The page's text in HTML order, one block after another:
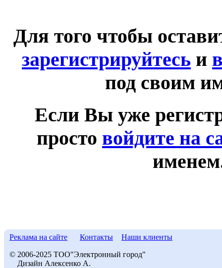
Для того чтобы
зарегистрируйтесь и
под своим
Если Вы уже
просто войдите на
Реклама на сайте Контакты Наши клиенты
© 2006-2025 ТОО"Электронный город"
Дизайн Алексенко А.